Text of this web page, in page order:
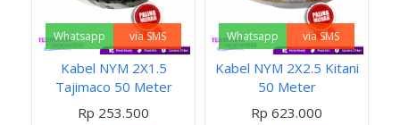
Whatsapp via SMS
Kabel NYM 2X1.5
Tajimaco 50 Meter
Rp 253.500
Whatsapp via SMS
Kabel NYM 2X2.5 Kitani
50 Meter
Rp 623.000